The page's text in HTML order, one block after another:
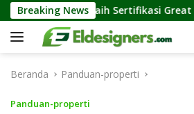
Langsung
ke
konten
Breaking News
Sertifikasi Great Place To Work,
Beranda Panduan-properti
Panduan-properti